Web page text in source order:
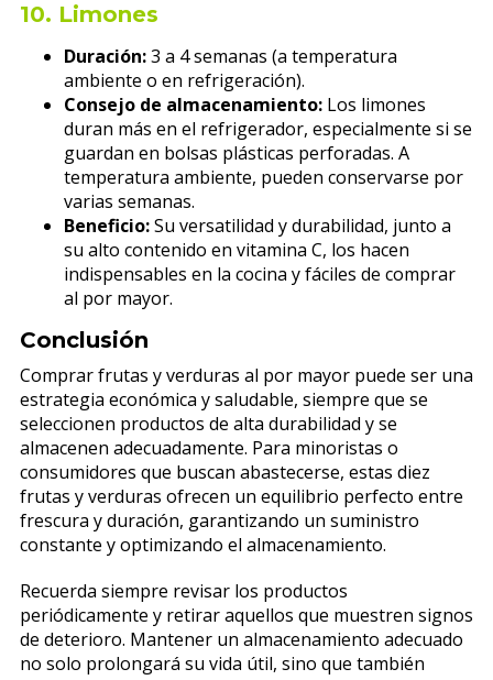
10. Limones
Duración:3 a 4 semanas (a temperatura
ambiente o en refrigeración).
Consejo de almacenamiento:Los limones
duran más en el refrigerador, especialmente si se
guardan en bolsas plásticas perforadas. A
temperatura ambiente, pueden conservarse por
varias semanas.
Beneficio:Su versatilidad y durabilidad, junto a
su alto contenido en vitamina C, los hacen
indispensables en la cocina y fáciles de comprar
al por mayor.
Conclusión
Comprar frutas y verduras al por mayor puede ser una
estrategia económica y saludable, siempre que se
seleccionen productos de alta durabilidad y se
almacenen adecuadamente. Para minoristas o
consumidores que buscan abastecerse, estas diez
frutas y verduras ofrecen un equilibrio perfecto entre
frescura y duración, garantizando un suministro
constante y optimizando el almacenamiento.
Recuerda siempre revisar los productos
periódicamente y retirar aquellos que muestren signos
de deterioro. Mantener un almacenamiento adecuado
no solo prolongará su vida útil, sino que también